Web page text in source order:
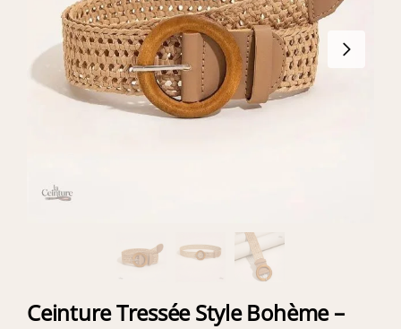
Ceinture Tressée Style Bohème –